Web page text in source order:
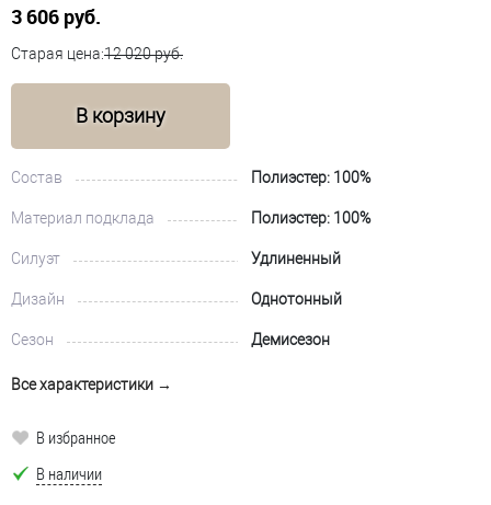
3 606 руб.
Старая цена:12 020 руб.
В корзину
Состав Полиэстер: 100%
Материал подклада Полиэстер: 100%
Силуэт Удлиненный
Дизайн Однотонный
Сезон Демисезон
Все характеристики →
В избранное
В наличии